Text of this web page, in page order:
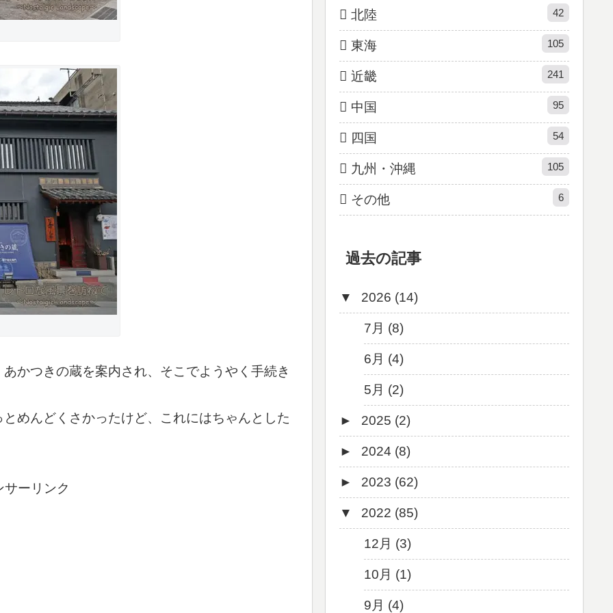
かつきの蔵を案内され、そこでようやく手続き
めんどくさかったけど、これにはちゃんとした
サーリンク
北陸 42
東海 105
近畿 241
中国 95
四国 54
九州・沖縄 105
その他 6
過去の記事
▼ 2026 (14)
7月 (8)
6月 (4)
5月 (2)
► 2025 (2)
12月 (1)
6月 (1)
► 2024 (8)
8月 (1)
7月 (1)
5月 (2)
4月 (3)
3月 (1)
► 2023 (62)
9月 (1)
8月 (1)
7月 (8)
6月 (5)
▼ 2022 (85)
12月 (3)
10月 (1)
9月 (4)